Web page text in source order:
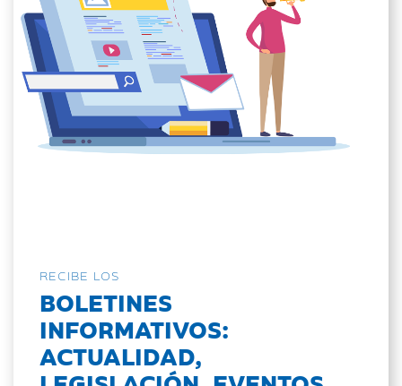
RECIBE LOS
BOLETINES
INFORMATIVOS:
ACTUALIDAD,